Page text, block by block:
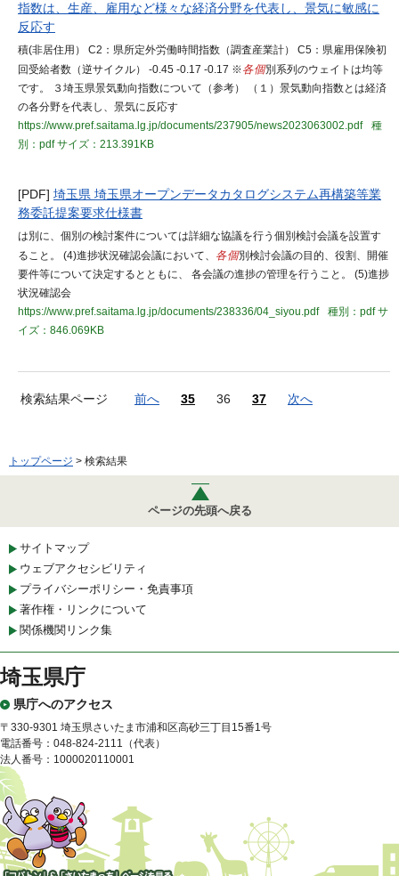
指数は、生産、雇用など様々な経済分野を代表し、景気に敏感に
反応す
積(非居住用） C2：県所定外労働時間指数（調査産業計） C5：県雇用保険初
回受給者数（逆サイクル） -0.45 -0.17 -0.17 ※各個別系列のウェイトは均等
です。 ３埼玉県景気動向指数について（参考） （１）景気動向指数とは経済
の各分野を代表し、景気に反応す
https://www.pref.saitama.lg.jp/documents/237905/news2023063002.pdf
種
別：pdfサイズ：213.391KB
[PDF] 埼玉県 埼玉県オープンデータカタログシステム再構築等業
務委託提案要求仕様書
は別に、個別の検討案件については詳細な協議を行う個別検討会議を設置す
ること。 (4)進捗状況確認会議において、 各個別検討会議の目的、役割、開催
要件等について決定するとともに、 各会議の進捗の管理を行うこと。 (5)進捗
状況確認会
https://www.pref.saitama.lg.jp/documents/238336/04_siyou.pdf
種別：pdfサ
イズ：846.069KB
検索結果ページ 前へ 35 36 37 次へ
トップページ > 検索結果
ページの先頭へ戻る
サイトマップ
ウェブアクセシビリティ
プライバシーポリシー・免責事項
著作権・リンクについて
関係機関リンク集
埼玉県庁
県庁へのアクセス
〒330-9301 埼玉県さいたま市浦和区高砂三丁目15番1号
電話番号：048-824-2111（代表）
法人番号：1000020110001